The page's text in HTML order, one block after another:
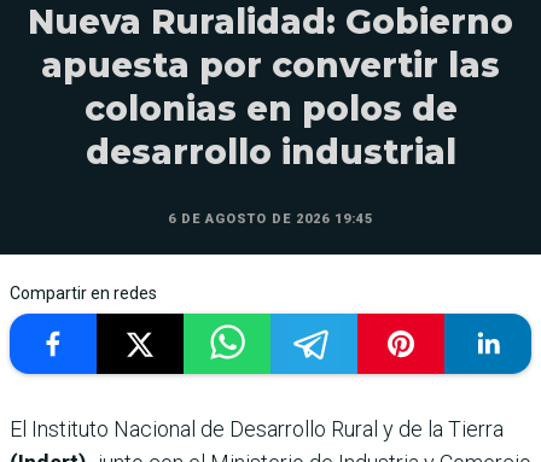
Nueva Ruralidad: Gobierno
apuesta por convertir las
colonias en polos de
desarrollo industrial
6 DE AGOSTO DE 2026 19:45
Compartir en redes
El Instituto Nacional de Desarrollo Rural y de la Tierra